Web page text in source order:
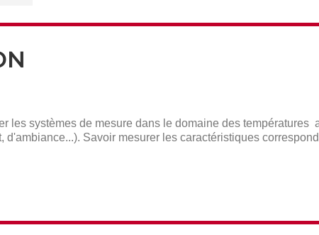
les systèmes de mesure dans le domaine des
Savoir mesurer les caractéristiques